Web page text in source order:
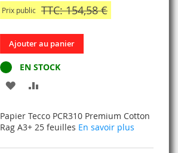
Prix public TTC: 154,58 €
Ajouter au panier
EN STOCK
AJOUTER
MA
LISTE
COMPARATEUR
Papier Tecco PCR310 Premium Cotton
Rag A3+ 25 feuilles En savoir plus